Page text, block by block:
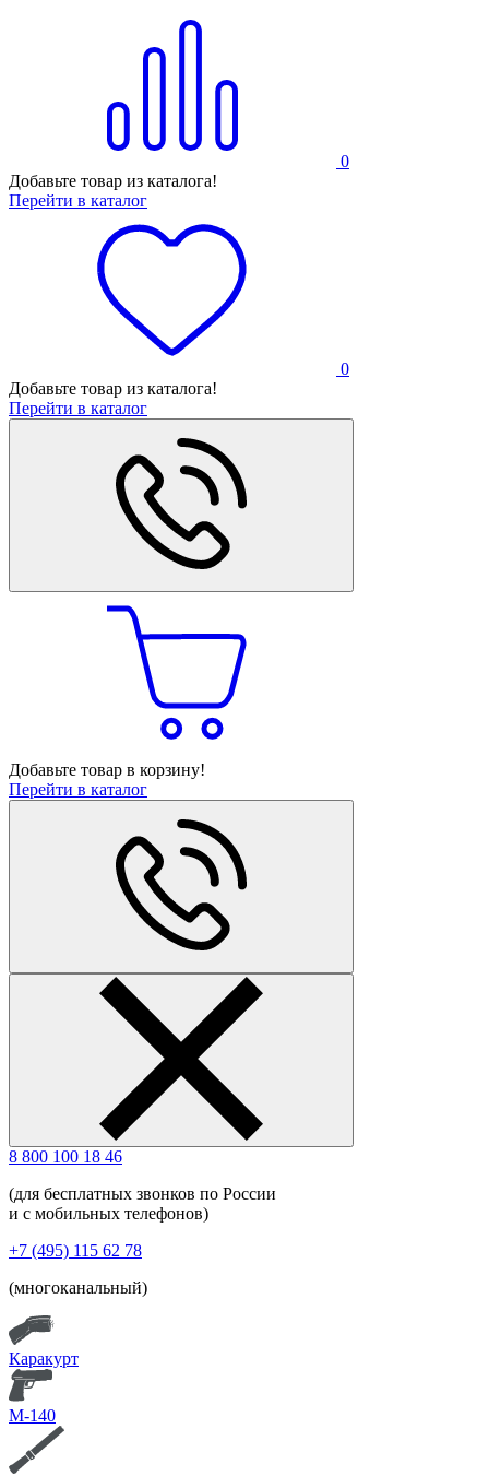
0
Добавьте товар из каталога!
Перейти в каталог
0
Добавьте товар из каталога!
Перейти в каталог
Добавьте товар в корзину!
Перейти в каталог
8 800 100 18 46
(для бесплатных звонков по России
и с мобильных телефонов)
+7 (495) 115 62 78
(многоканальный)
Каракурт
М-140